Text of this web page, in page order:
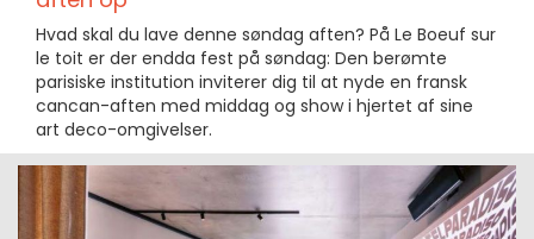
Hvad skal du lave denne søndag aften? På Le Boeuf sur
le toit er der endda fest på søndag: Den berømte
parisiske institution inviterer dig til at nyde en fransk
cancan-aften med middag og show i hjertet af sine
art deco-omgivelser.